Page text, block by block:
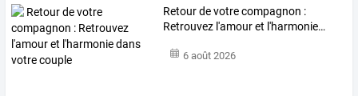
Retourdevotrecompagnon :
Retrouvez l'amouret l'harmonie…
6 août 2026